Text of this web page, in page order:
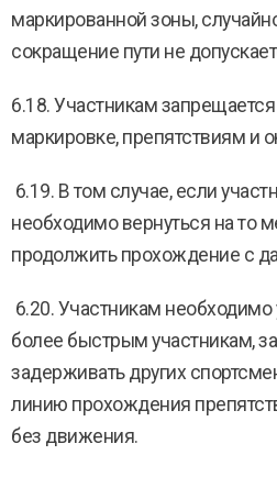
маркированной зоны,
сокращение пути не
6.18. Участникам
маркировке, препятствиям и
6.19. В том случае, если
необходимо вернуться на то
продолжить прохождение с
6.20. Участникам необходимо
более быстрым участникам,
задерживать других
линию прохождения
без движения.